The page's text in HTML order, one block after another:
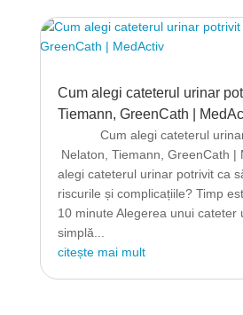
Cum alegi cateterul urinar
Tiemann, GreenCath |
Cum alegi cateterul
Nelaton, Tiemann, GreenCath |
alegi cateterul urinar potrivit ca
riscurile și complicațiile? Timp
10 minute Alegerea unui cateter
simplă...
citește mai mult